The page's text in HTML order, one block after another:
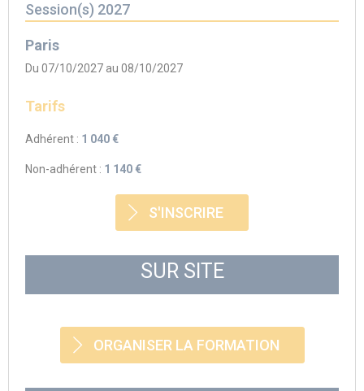
Session(s) 2027
Paris
Du 07/10/2027 au 08/10/2027
Tarifs
Adhérent : 1 040 €
Non-adhérent : 1 140 €
S'INSCRIRE
SUR SITE
ORGANISER LA FORMATION